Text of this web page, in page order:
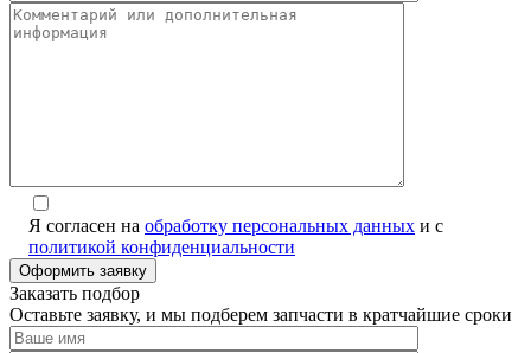
Я согласен на обработку персональных данных и с
политикой конфиденциальности
Заказать подбор
Оставьте заявку, и мы подберем запчасти в кратчайшие сроки